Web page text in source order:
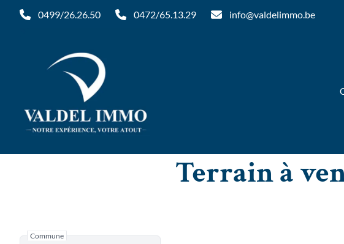
Aller au contenu principal
0499/26.26.50 0472/65.13.29 info@valdelimmo.be
Terrain à
Commune